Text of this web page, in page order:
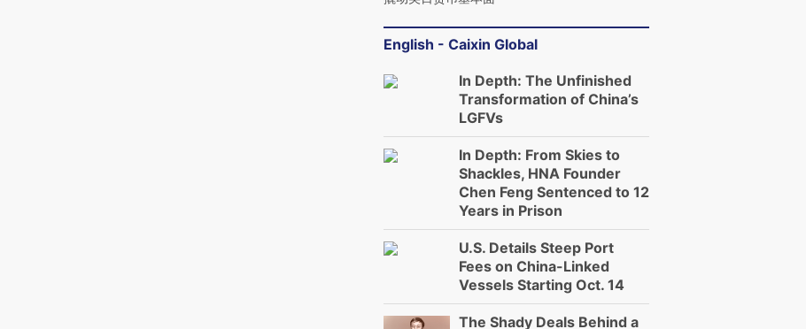
English - Caixin Global
In Depth: The Unfinished
Transformation of China’s
LGFVs
In Depth: From Skies to
Shackles, HNA Founder
Chen Feng Sentenced to 12
Years in Prison
U.S. Details Steep Port
Fees on China-Linked
Vessels Starting Oct. 14
The Shady Deals Behind a